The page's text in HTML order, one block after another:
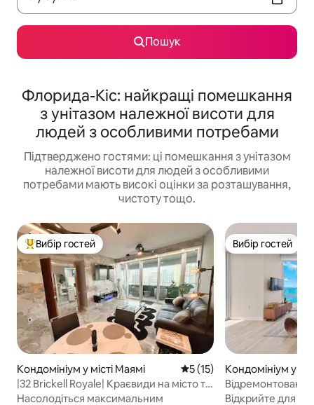
Пошук
Флорида-Кіс: найкращі помешкання
з унітазом належної висоти для
людей з особливими потребами
Підтверджено гостями: ці помешкання з унітазом
належної висоти для людей з особливими
потребами мають високі оцінки за розташування,
чистоту тощо.
Топ вибір гостей
Вибір гостей
Кондомініум у місті Маямі Середня оцінка: 5 з 5,
5 (15)
|32 Brickell Royale| Краєвиди на місто та
затоку + розкішне життя
Насолодіться максимальним
Вибір гостей
Вибір гостей
Кондомініум у
2 спальні/2
Відкрийте для